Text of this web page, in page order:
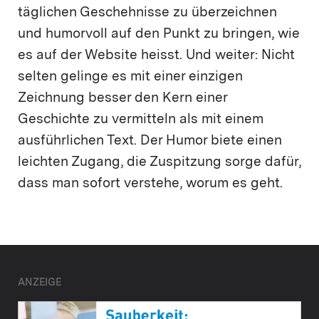
täglichen Geschehnisse zu überzeichnen
und humorvoll auf den Punkt zu bringen, wie
es auf der Website heisst. Und weiter: Nicht
selten gelinge es mit einer einzigen
Zeichnung besser den Kern einer
Geschichte zu vermitteln als mit einem
ausführlichen Text. Der Humor biete einen
leichten Zugang, die Zuspitzung sorge dafür,
dass man sofort verstehe, worum es geht.
ANZEIGE